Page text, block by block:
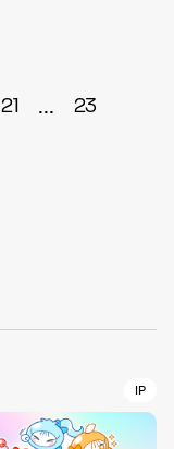
21 ... 23
IP